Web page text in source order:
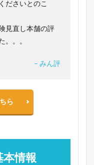
ださいとのこ
見直し本舗の評
。。。
– みん評
ら
情報